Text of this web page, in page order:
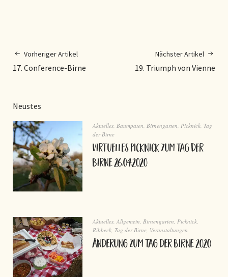
Vorheriger Artikel
17. Conference-Birne
Nächster Artikel
19. Triumph von Vienne
Neustes
Aktuelles,Baumpaten,Birnengarten,Picknick, Tag
der Birne
virtuelles Picknick zum Tag der
Birne 26.04.2020
Aktuelles ,Allgemein Birnengarten Picknick
Ribbeck Tag der Birne Veranstaltungen
Änderung zum Tag der Birne 2020